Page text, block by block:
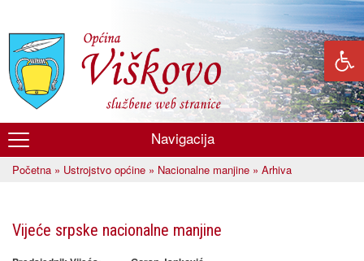
glavni
sadržaj
Općina
Viškovo
Navigacija
Početna » Ustrojstvo općine » Nacionalne manjine » Arhiva
Vijeće srpske nacionalne manjine